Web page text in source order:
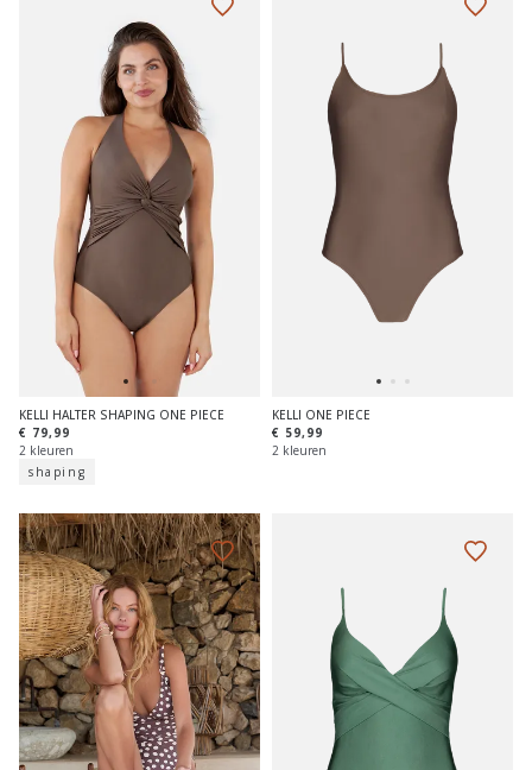
KELLI HALTER SHAPING ONE PIECE
€ 79,99
2 kleuren
shaping
KELLI ONE PIECE
€ 59,99
2 kleuren